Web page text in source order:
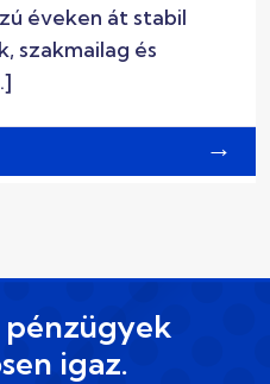
éveken át stabil
szakmailag és
→
pénzügyek
igaz.